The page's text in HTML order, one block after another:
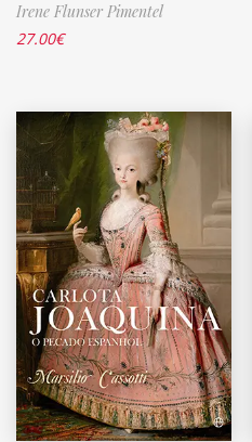
Irene Flunser Pimentel
27.00€